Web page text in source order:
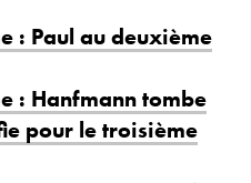
: Paul au deuxième
: Hanfmann tombe
pour le troisième